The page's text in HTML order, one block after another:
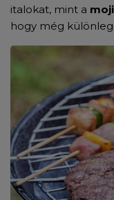
italokat, mint a
hogy még